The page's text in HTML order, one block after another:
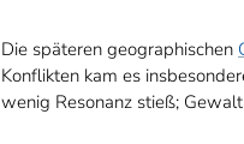
Die späteren geographischen
Konflikten kam es
wenig Resonanz stieß;